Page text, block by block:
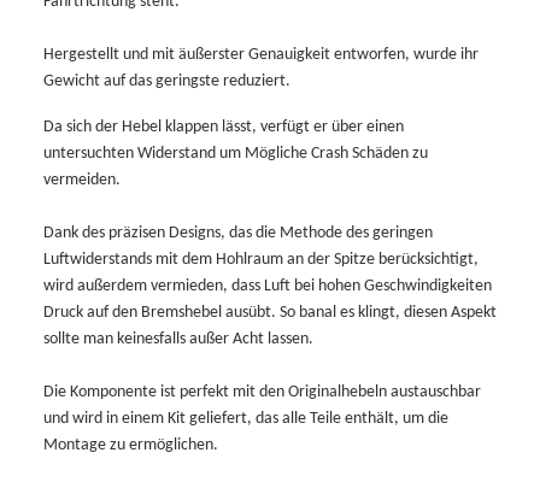
Hergestellt und mit äußerster Genauigkeit entworfen, wurde ihr
Gewicht auf das geringste reduziert.
Da sich der Hebel klappen lässt, verfügt er über einen
untersuchten Widerstand um Mögliche Crash Schäden zu
vermeiden.
Dank des präzisen Designs, das die Methode des geringen
Luftwiderstands mit dem Hohlraum an der Spitze berücksichtigt,
wird außerdem vermieden, dass Luft bei hohen Geschwindigkeiten
Druck auf den Bremshebel ausübt. So banal es klingt, diesen Aspekt
sollte man keinesfalls außer Acht lassen.
Die Komponente ist perfekt mit den Originalhebeln austauschbar
und wird in einem Kit geliefert, das alle Teile enthält, um die
Montage zu ermöglichen.